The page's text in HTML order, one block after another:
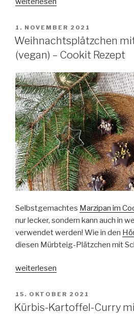
Aufstrich.
Cookit
Bosch
Rezept
(zuckerfrei
&
vegan)“
VERÖFFENTLICHT
AM
1. NOVEMBER 2021
Weihnachtsplätzchen
(vegan) – Cookit Rezept
Selbstgemachtes Marzipan im
nur lecker, sondern kann auch in
verwendet werden! Wie in den
diesen Mürbteig-Plätzchen mit
„Weihnachtsplätzchen
Marzipan
(vegan)
weiterlesen
VERÖFFENTLICHT
AM
15. OKTOBER 2021
Kürbis-Kartoffel-Curry